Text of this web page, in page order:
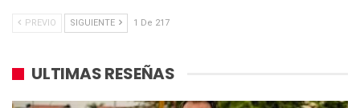
PREVIO SIGUIENTE 1 De 217
ULTIMAS RESEÑAS